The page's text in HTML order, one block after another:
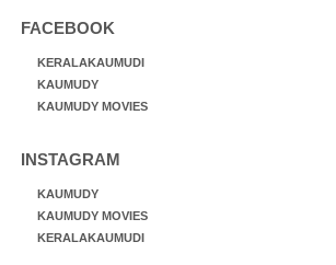
FACEBOOK
KERALAKAUMUDI
KAUMUDY
KAUMUDY MOVIES
INSTAGRAM
KAUMUDY
KAUMUDY MOVIES
KERALAKAUMUDI